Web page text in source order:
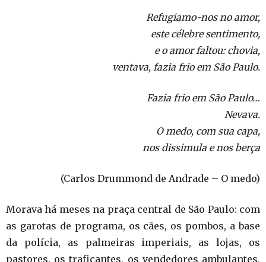
Refugiamo-nos no amor,
este célebre sentimento,
e o amor faltou: chovia,
ventava, fazia frio em São Paulo.
Fazia frio em São Paulo…
Nevava.
O medo, com sua capa,
nos dissimula e nos berça
(Carlos Drummond de Andrade – O medo)
Morava há meses na praça central de São Paulo: com
as garotas de programa, os cães, os pombos, a base
da polícia, as palmeiras imperiais, as lojas, os
pastores, os traficantes, os vendedores ambulantes,